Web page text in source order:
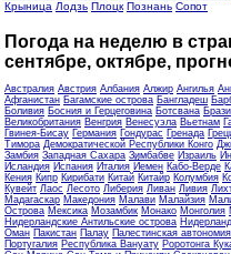
Крыница Лодзь Плоцк Познань Сопот
Погода на неделю в
сентябре, октябре,
Австралия Австрия Албания Алжир Ангилья
Афганистан Багамские острова Бангладеш
Боливия Босния и Герцеговина Ботсвана
Великобритания Венгрия Венесуэла Вьетнам
Гвинея-Бисау Германия Гондурас Гренада
Тимора Демократической Республики Конго
Замбия Западная Сахара Зимбабве Израиль
Исландия Испания Италия Йемен Кабо-Верде
Кения Кипр Кирибати Китай Китайр Колумбия
Кувейт Лаос Лесото Либерия Ливан Ливия
Мадагаскар Македония Малави Малайзия
Острова Мексика Мозамбик Монако Монголия
Нидерландские Антильские острова
Оман Пакистан Палау Палестинская автономия
Португалия Республика Вануату Роротонга